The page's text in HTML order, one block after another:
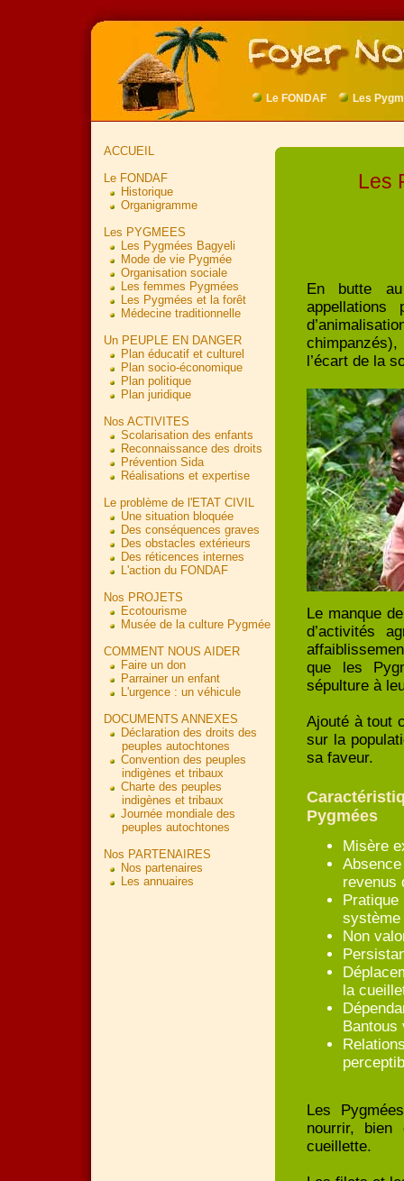
Le FONDAF Les
ACCUEIL
Le FONDAF
Historique
Organigramme
Les PYGMEES
Les Pygmées Bagyeli
Mode de vie Pygmée
Organisation sociale
Les femmes Pygmées
Les Pygmées et la forêt
Médecine traditionnelle
Un PEUPLE EN DANGER
Plan éducatif et culturel
Plan socio-économique
Plan politique
Plan juridique
Nos ACTIVITES
Scolarisation des enfants
Reconnaissance des droits
Prévention Sida
Réalisations et expertise
Le problème de l'ETAT CIVIL
Une situation bloquée
Des conséquences graves
Des obstacles extérieurs
Des réticences internes
L'action du FONDAF
Nos PROJETS
Ecotourisme
Musée de la culture Pygmée
COMMENT NOUS AIDER
Faire un don
Parrainer un enfant
L'urgence : un véhicule
DOCUMENTS ANNEXES
Déclaration des droits des
peuples autochtones
Convention des peuples
indigènes et tribaux
Charte des peuples
indigènes et tribaux
Journée mondiale des
peuples autochtones
Nos PARTENAIRES
Nos partenaires
Les annuaires
Les
En butte au
appellations
l’écart de la
Le manque
d’activités
que les
sépulture à
Ajouté à tout
sur la
sa faveur.
Pygmées
Misère
revenus
système
Non
la
Les
nourrir,
cueillette.